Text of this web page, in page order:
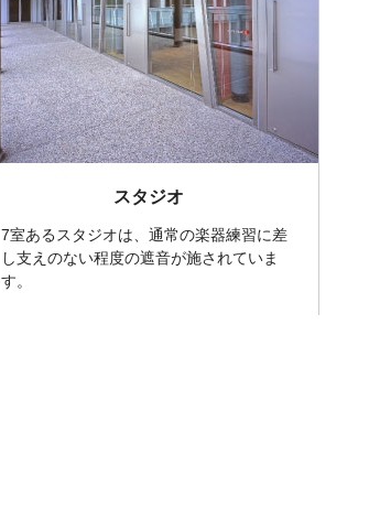
スタジオ
7室あるスタジオは、通常の楽器練習に差
し支えのない程度の遮音が施されていま
す。